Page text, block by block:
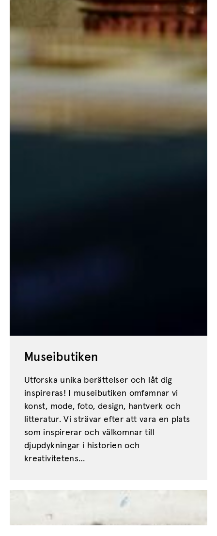
Museibutiken
Utforska unika berättelser och låt dig
inspireras! I museibutiken omfamnar vi
konst, mode, foto, design, hantverk och
litteratur. Vi strävar efter att vara en plats
som inspirerar och välkomnar till
djupdykningar i historien och
kreativitetens…